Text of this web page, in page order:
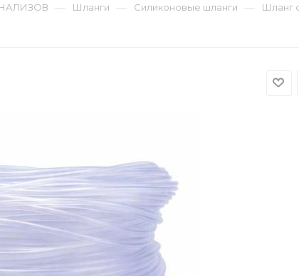
— Шланги — Силиконовые шланги — Шланг